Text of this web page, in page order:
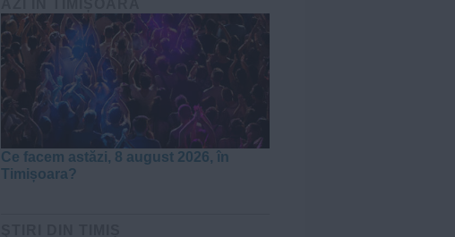
Ce facem astăzi, 8 august 2026, în
Timișoara?